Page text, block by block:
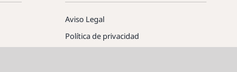
Aviso Legal
Política de privacidad